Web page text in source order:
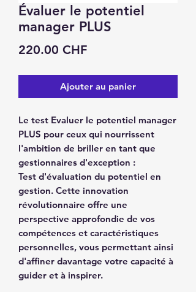
Évaluer le potentiel
manager PLUS
220.00 CHFPrix
Ajouter au panier
Le test Evaluer le potentiel manager
PLUS pour ceux qui nourrissent
l'ambition de briller en tant que
gestionnaires d'exception :
Test d'évaluation du potentiel en
gestion. Cette innovation
révolutionnaire offre une
perspective approfondie de vos
compétences et caractéristiques
personnelles, vous permettant ainsi
d'affiner davantage votre capacité à
guider et à inspirer.